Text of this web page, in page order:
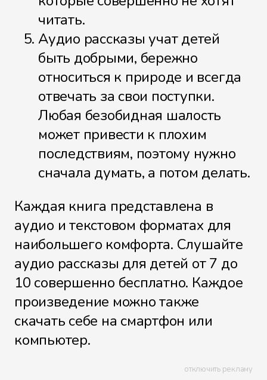
читать.
Аудио рассказы учат детей
быть добрыми, бережно
относиться к природе и всегда
отвечать за свои поступки.
Любая безобидная шалость
может привести к плохим
последствиям, поэтому нужно
сначала думать, а потом делать.
Каждая книга представлена в
аудио и текстовом форматах для
наибольшего комфорта. Слушайте
аудио рассказы для детей от 7 до
10 совершенно бесплатно. Каждое
произведение можно также
скачать себе на смартфон или
компьютер.
отключить рекламу